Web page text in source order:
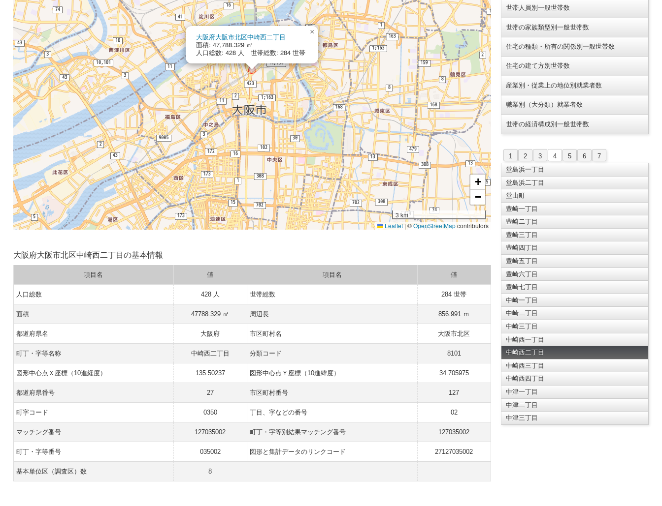
大阪府大阪市北区中崎西二丁目
面積: 47,788.329 ㎡
人口総数: 428 人 世帯総数: 284 世帯
×
+
−
3 km
Leaflet | ©OpenStreetMapcontributors
大阪府大阪市北区中崎西二丁目の基本情報
項目名 値 項目名 値
人口総数 428 人 世帯総数 284 世帯
面積 47788.329 ㎡ 周辺長 856.991 ｍ
都道府県名 大阪府 市区町村名 大阪市北区
町丁・字等名称 中崎西二丁目 分類コード 8101
図形中心点Ｘ座標（10進経度） 135.50237 図形中心点Ｙ座標（10進緯度） 34.705975
都道府県番号 27 市区町村番号 127
町字コード 0350 丁目、字などの番号 02
マッチング番号 127035002 町丁・字等別結果マッチング番号 127035002
町丁・字等番号 035002 図形と集計データのリンクコード 27127035002
基本単位区（調査区）数 8
世帯人員別一般世帯数
世帯の家族類型別一般世帯数
住宅の種類・所有の関係別一般世帯数
住宅の建て方別世帯数
産業別・従業上の地位別就業者数
職業別（大分類）就業者数
世帯の経済構成別一般世帯数
1 2 3 4 5 6
7
堂島浜一丁目
堂島浜二丁目
堂山町
豊崎一丁目
豊崎二丁目
豊崎三丁目
豊崎四丁目
豊崎五丁目
豊崎六丁目
豊崎七丁目
中崎一丁目
中崎二丁目
中崎三丁目
中崎西一丁目
中崎西二丁目
中崎西三丁目
中崎西四丁目
中津一丁目
中津二丁目
中津三丁目